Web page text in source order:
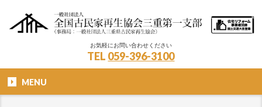
お気軽にお問い合わせください
TEL 059-396-3100
MENU